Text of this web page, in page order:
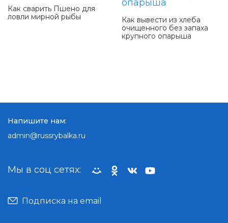
Как сварить Пшено для
ловли мирной рыбы
Как вывести из хлеба
очищенного без запаха
крупного опарыша
Мы в соц сетях:
Подписка на email
Напишите нам:
admin@russrybalka.ru